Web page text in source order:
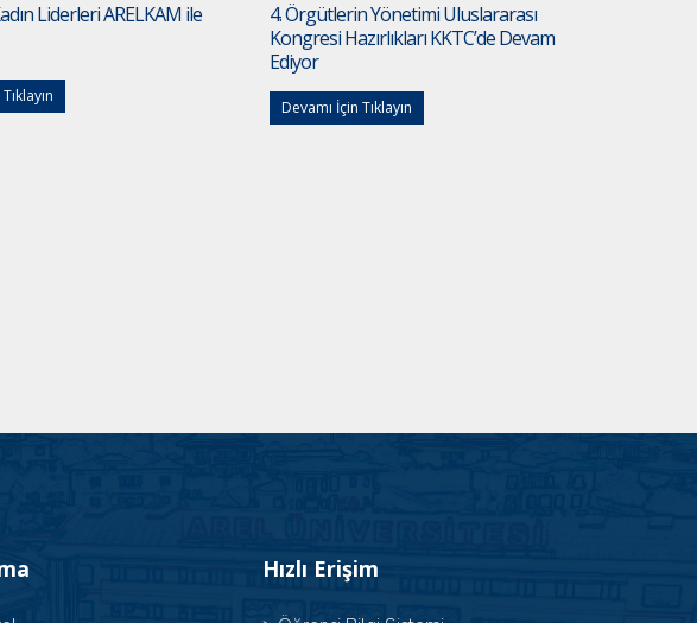
Liderleri ARELKAM ile
4. Örgütlerin Yönetimi Uluslararası
Kongresi Hazırlıkları KKTC’de Devam
Ediyor
Devamı İçin Tıklayın
Hızlı Erişim